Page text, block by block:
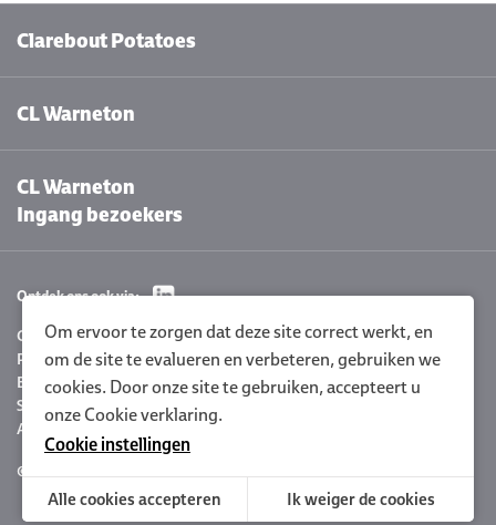
Clarebout Potatoes
CL Warneton
CL Warneton
Ingang bezoekers
Ontdek ons ook via:
Cookie instellingen
Privacyverklaring
Beleidsverklaring
Sitemap
Algemene voorwaarden
© 2026 Clarebout Potatoes
Om ervoor te zorgen dat deze site correct werkt, en
om de site te evalueren en verbeteren, gebruiken we
cookies. Door onze site te gebruiken, accepteert u
onzeCookie verklaring.
Cookie instellingen
Alle cookies accepteren Ik weiger de cookies